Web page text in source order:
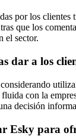
por los
que los
el sector.
dar a los
con la
decisión
Esky para